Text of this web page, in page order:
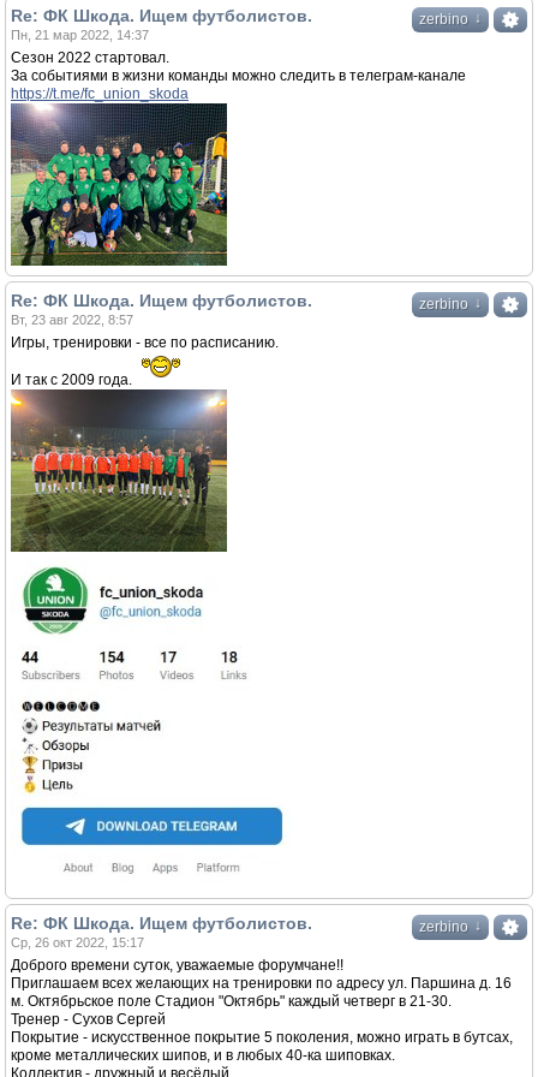
zerbino ↓
Re: ФК Шкода. Ищем футболистов.
Пн, 21 мар 2022, 14:37
Сезон 2022 стартовал.
За событиями в жизни команды можно следить в телеграм-канале
https://t.me/fc_union_skoda
zerbino ↓
Re: ФК Шкода. Ищем футболистов.
Вт, 23 авг 2022, 8:57
Игры, тренировки - все по расписанию.
И так с 2009 года.
zerbino ↓
Re: ФК Шкода. Ищем футболистов.
Ср, 26 окт 2022, 15:17
Доброго времени суток, уважаемые форумчане!!
Приглашаем всех желающих на тренировки по адресу ул. Паршина д. 16
м. Октябрьское поле Cтадион "Октябрь" каждый четверг в 21-30.
Тренер - Сухов Сергей
Покрытие - искусственное покрытие 5 поколения, можно играть в бутсах,
кроме металлических шипов, и в любых 40-ка шиповках.
Коллектив - дружный и весёлый.